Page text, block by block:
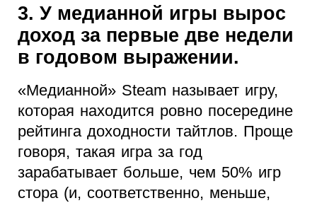
3. У медианной игры вырос
доход за первые две недели
в годовом выражении.
«Медианной» Steam называет игру,
которая находится ровно посередине
рейтинга доходности тайтлов. Проще
говоря, такая игра за год
зарабатывает больше, чем 50% игр
стора (и, соответственно, меньше,